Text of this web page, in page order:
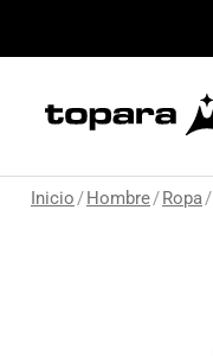
Inicio/Hombre/Ropa/